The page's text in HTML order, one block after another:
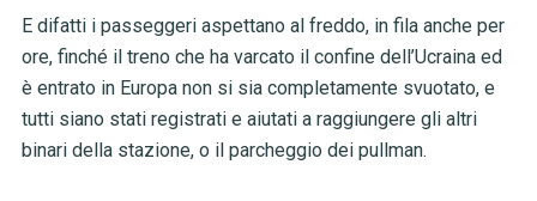
E difatti i passeggeri aspettano al freddo, in fila anche per
ore, finché il treno che ha varcato il confine dell’Ucraina ed
è entrato in Europa non si sia completamente svuotato, e
tutti siano stati registrati e aiutati a raggiungere gli altri
binari della stazione, o il parcheggio dei pullman.